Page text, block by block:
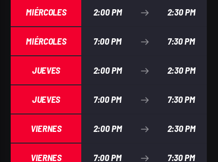
Radio Nuevo Amanecer
MIÉRCOLES 2:00 PM 2:30 PM
MIÉRCOLES 7:00 PM 7:30 PM
JUEVES 2:00 PM 2:30 PM
JUEVES 7:00 PM 7:30 PM
VIERNES 2:00 PM 2:30 PM
VIERNES 7:00 PM 7:30 PM